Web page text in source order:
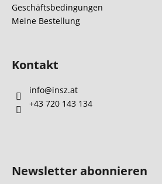
Geschäftsbedingungen
Meine Bestellung
Kontakt
info@insz.at
+43 720 143 134
Newsletter abonnieren